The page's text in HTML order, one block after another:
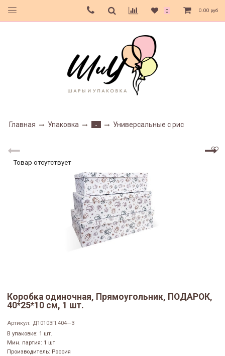
0 0.00 руб
Главная Упаковка - Универсальные с рис
Товар отсутствует
Коробка одиночная, Прямоугольник, ПОДАРОК,
40*25*10 см, 1 шт.
Артикул: Д10103П.404—3
В упаковке: 1 шт.
Мин. партия: 1 шт
Производитель: Россия